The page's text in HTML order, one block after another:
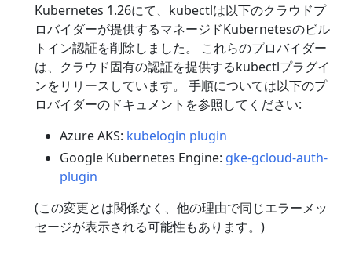
Kubernetes 1.26にて、kubectlは以下のクラウドプ
ロバイダーが提供するマネージドKubernetesのビル
トイン認証を削除しました。 これらのプロバイダー
は、クラウド固有の認証を提供するkubectlプラグイ
ンをリリースしています。 手順については以下のプ
ロバイダーのドキュメントを参照してください:
Azure AKS: kubelogin plugin
Google Kubernetes Engine: gke-gcloud-auth-
plugin
(この変更とは関係なく、他の理由で同じエラーメッ
セージが表示される可能性もあります。)